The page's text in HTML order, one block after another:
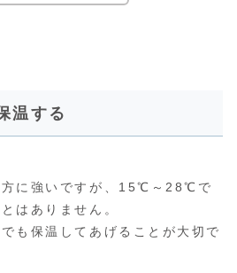
温する
方に強いですが、15℃～28℃で
はありません。
も保温してあげることが大切で